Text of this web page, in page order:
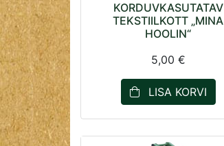
KORDUVKASUTATAV
TEKSTIILKOTT „MINA
HOOLIN“
5,00 €
LISA KORVI